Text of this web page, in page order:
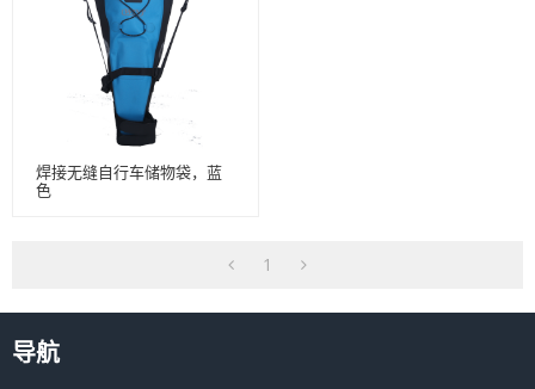
焊接无缝自行车储物袋，蓝
色
1
导航